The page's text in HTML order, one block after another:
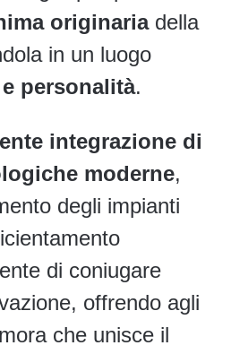
originariadella
in un luogo
personalità.
integrazione di
moderne,
degli impianti
di coniugare
offrendo agli
che unisce il